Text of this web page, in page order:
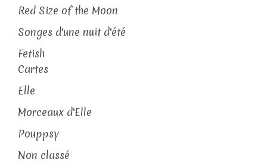
Red Size of the Moon
Songes d'une nuit d'été
Fetish
Cartes
Elle
Morceaux d'Elle
Pouppsy
Non classé